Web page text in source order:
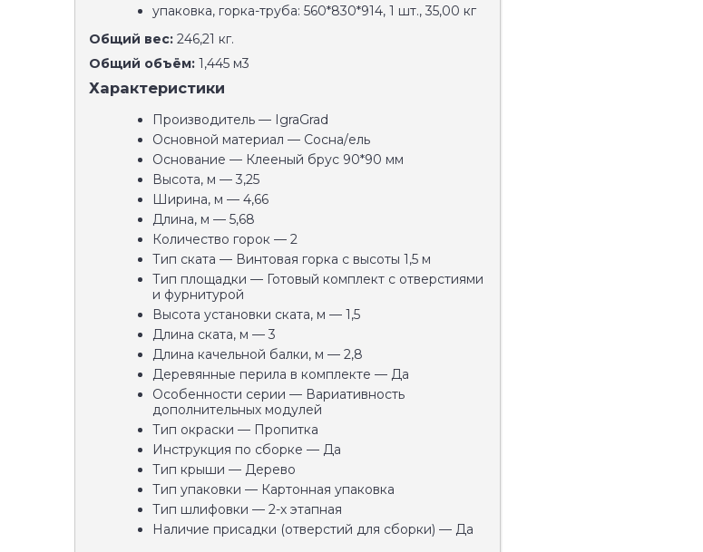
упаковка, горка-труба: 560*830*914, 1 шт., 35,00 кг
Общий вес: 246,21 кг.
Общий объём: 1,445 м3
Характеристики
Производитель — IgraGrad
Основной материал — Сосна/ель
Основание — Клееный брус 90*90 мм
Высота, м — 3,25
Ширина, м — 4,66
Длина, м — 5,68
Количество горок — 2
Тип ската — Винтовая горка с высоты 1,5 м
Тип площадки — Готовый комплект с отверстиями
и фурнитурой
Высота установки ската, м — 1,5
Длина ската, м — 3
Длина качельной балки, м — 2,8
Деревянные перила в комплекте — Да
Особенности серии — Вариативность
дополнительных модулей
Тип окраски — Пропитка
Инструкция по сборке — Да
Тип крыши — Дерево
Тип упаковки — Картонная упаковка
Тип шлифовки — 2-х этапная
Наличие присадки (отверстий для сборки) — Да